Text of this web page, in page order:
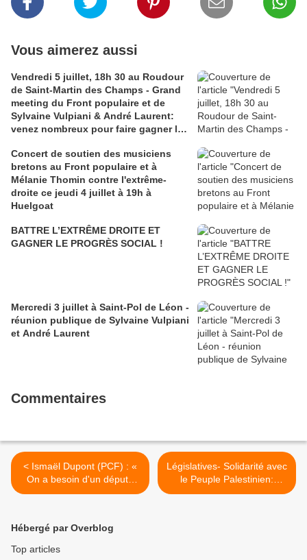
Vous aimerez aussi
Vendredi 5 juillet, 18h 30 au Roudour
de Saint-Martin des Champs - Grand
meeting du Front populaire et de
Sylvaine Vulpiani & André Laurent:
venez nombreux pour faire gagner la
Concert de soutien des musiciens
bretons au Front populaire et à
Mélanie Thomin contre l'extrême-
droite ce jeudi 4 juillet à 19h à
Huelgoat
BATTRE L’EXTRÊME DROITE ET
GAGNER LE PROGRÈS SOCIAL !
Mercredi 3 juillet à Saint-Pol de Léon -
réunion publique de Sylvaine Vulpiani
et André Laurent
Commentaires
< Ismaël Dupont (PCF) : «
On a besoin d'un député
vraiment à gauche » (Le
Législatives- Solidarité avec
le Peuple Palestinien:
réponse au questionnaire
Hébergé par Overblog
Top articles